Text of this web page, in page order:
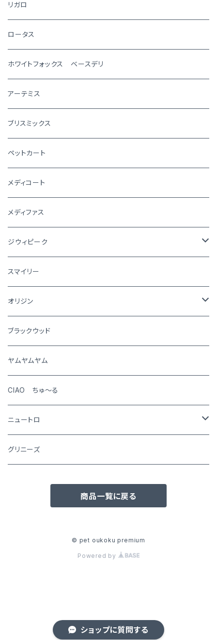
ショップに質問する
リガロ
ロータス
ホワイトフォックス ベースデリ
アーテミス
ブリスミックス
ペットカート
メディコート
メディファス
ジウィピーク
犬
猫
スマイリー
オリジン
犬
猫
ブラックウッド
ヤムヤムヤム
CIAO ちゅ～る
ニュートロ
シュプレモ
ワイルドレシピ
グリニーズ
商品一覧に戻る
© pet oukoku premium
Powered by